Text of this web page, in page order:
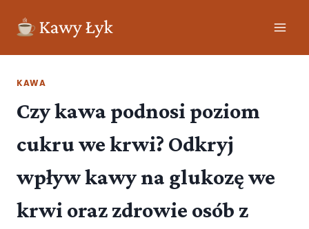
KAWA
Czy kawa podnosi poziom
cukru we krwi? Odkryj
wpływ kawy na glukozę we
krwi oraz zdrowie osób z